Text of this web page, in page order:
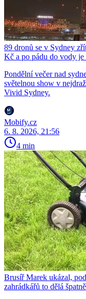
89 dronů se v Sydney
Kč a po pádu do vody je
Pondělní večer nad
světelnou show v
Vivid Sydney.
Mobify.cz
6. 8. 2026, 21:56
4 min
Brusíř Marek ukázal,
zahrádkářů to dělá špatně